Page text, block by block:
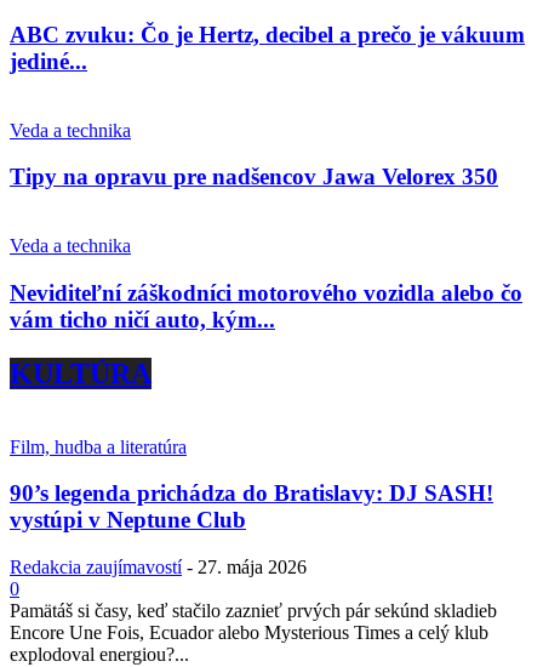
ABC zvuku: Čo je Hertz, decibel a prečo je vákuum
jediné...
Veda a technika
Tipy na opravu pre nadšencov Jawa Velorex 350
Veda a technika
Neviditeľní záškodníci motorového vozidla alebo čo
vám ticho ničí auto, kým...
KULTÚRA
Film, hudba a literatúra
90’s legenda prichádza do Bratislavy: DJ SASH!
vystúpi v Neptune Club
Redakcia zaujímavostí - 27. mája 2026
0
Pamätáš si časy, keď stačilo zaznieť prvých pár sekúnd skladieb
Encore Une Fois, Ecuador alebo Mysterious Times a celý klub
explodoval energiou?...